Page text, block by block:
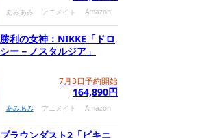
あみあみ アニメイト Amazon
勝利の女神：NIKKE「ドロ
シー－ノスタルジア」
7月3日予約開始
164,890円
あみあみ アニメイト Amazon
ブラウンダスト2「ビキニ